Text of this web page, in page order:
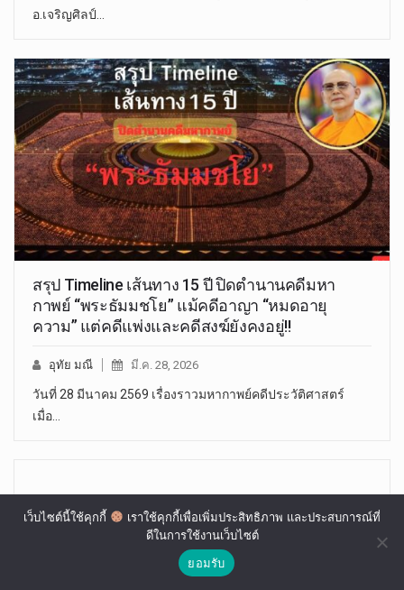
อ.เจริญศิลป์…
สรุป Timeline เส้นทาง 15 ปี ปิดตำนานคดีมหา
กาพย์ “พระธัมมชโย” แม้คดีอาญา “หมดอายุ
ความ” แต่คดีแพ่งและคดีสงฆ์ยังคงอยู่!!
อุทัย มณี มี.ค. 28, 2026
วันที่ 28 มีนาคม 2569 เรื่องราวมหากาพย์คดีประวัติศาสตร์
เมื่อ…
เว็บไซต์นี้ใช้คุกกี้
เราใช้คุกกี้เพื่อเพิ่มประสิทธิภาพ และประสบการณ์ที่
ดีในการใช้งานเว็บไซต์
ยอมรับ